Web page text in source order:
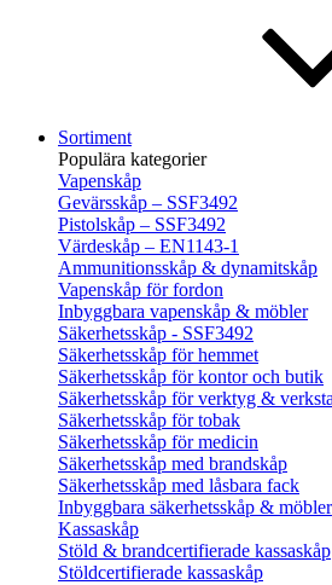
Sortiment
Populära kategorier
Vapenskåp
Gevärsskåp – SSF3492
Pistolskåp – SSF3492
Värdeskåp – EN1143-1
Ammunitionsskåp & dynamitskåp
Vapenskåp för fordon
Inbyggbara vapenskåp & möbler
Säkerhetsskåp - SSF3492
Säkerhetsskåp för hemmet
Säkerhetsskåp för kontor och butik
Säkerhetsskåp för verktyg &
Säkerhetsskåp för tobak
Säkerhetsskåp för medicin
Säkerhetsskåp med brandskåp
Säkerhetsskåp med låsbara fack
Inbyggbara säkerhetsskåp & möbler
Kassaskåp
Stöld & brandcertifierade kassaskåp
Stöldcertifierade kassaskåp